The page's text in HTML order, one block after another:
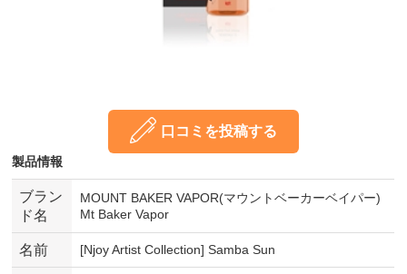
口コミを投稿する
製品情報
ブラン
ド名
MOUNT BAKER VAPOR(マウントベーカーベイパー)
Mt Baker Vapor
名前 [Njoy Artist Collection] Samba Sun